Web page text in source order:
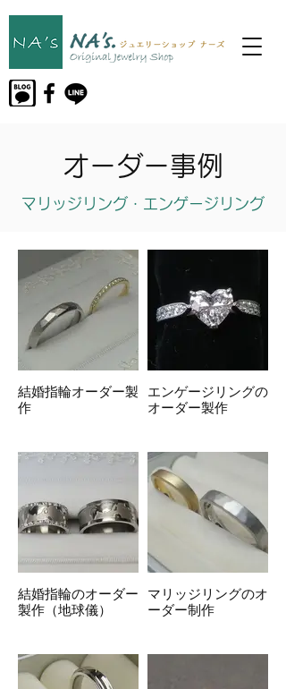
オーダー事例
マリッジリング・エンゲージリング
結婚指輪オーダー製
作
エンゲージリングの
オーダー製作
結婚指輪のオーダー
製作（地球儀）
マリッジリングのオ
ーダー制作